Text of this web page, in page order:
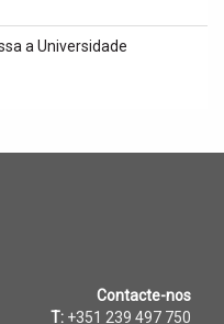
a Universidade
Contacte-nos
T: +351 239 497 750